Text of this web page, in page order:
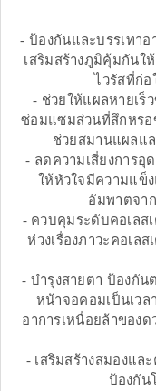
- ป้องกันและบรรเทาอ
เสริมสร้างภูมิคุ้มกันใ
ไวรัสที่ก่อ
- ช่วยให้แผลหายเร็
ซ่อมแซมส่วนที่สึกหรอข
ช่วยสมานแผลแ
- ลดความเสี่ยงการอุ
ให้หัวใจมีความแข็
อัมพาตจา
- ควบคุมระดับคอเลส
ห่วงเรื่องภาวะคอเล
- บำรุงสายตา ป้องกัน
หน้าจอคอมเป็นเว
อาการเหนื่อยล้าของ
- เสริมสร้างสมองแล
ป้องกัน